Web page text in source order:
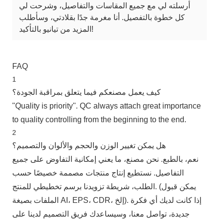
أرسلته لي مع جميع المقاسات والتفاصيل، وشرحت لي
كل خطوة بالتفصيل. أنا مغرمة جدًا بقلادتي، وسأطلب
المزيد من تيانيو بالتأكيد!
FAQ
1
كيف يعمل مصنعكم فيما يتعلق بمراقبة الجودة؟
"Quality is priority''. QC always attach great importance
to quality controlling from the beginning to the end.
2
هل يمكن تغيير الوزن والحجم والألوان والتصميم؟
نعم، بالطبع. نحن مصنع، ما يعني إمكانية التفاوض على جميع
التفاصيل. نستطيع إنتاج منتجات مصممة خصيصًا حسب
الطلب، شريطة تزويدنا برسم تخطيطي للمنتج. (يمكن قبول
الملفات بصيغة AI، EPS، CDR، إلخ). إذا كانت لديك أي فكرة
جديدة، تواصل معنا، وسيساعدك فريق التصميم لدينا على